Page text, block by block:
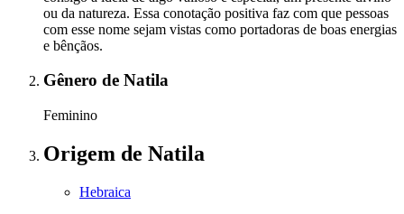
ou da natureza. Essa conotação positiva faz com que pessoas
com esse nome sejam vistas como portadoras de boas energias
e bênçãos.
Gênero de Natila
Feminino
Origem de Natila
Hebraica